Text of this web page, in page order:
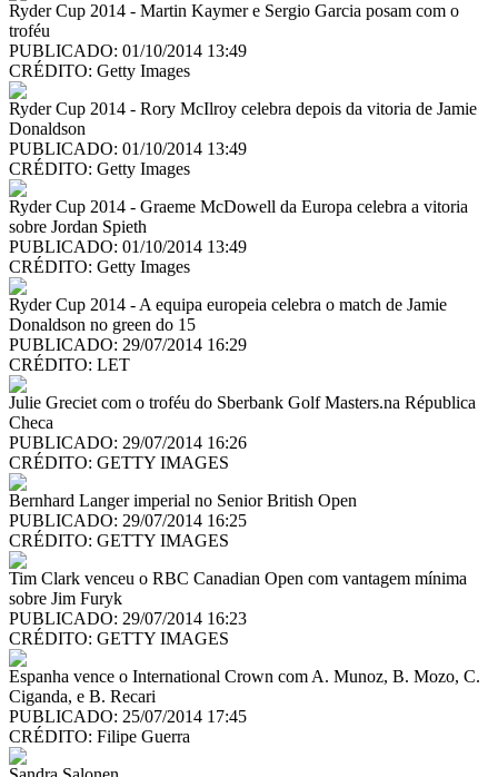
Ryder Cup 2014 - Martin Kaymer e Sergio Garcia posam com o
troféu
PUBLICADO: 01/10/2014 13:49
CRÉDITO: Getty Images
Ryder Cup 2014 - Rory McIlroy celebra depois da vitoria de Jamie
Donaldson
PUBLICADO: 01/10/2014 13:49
CRÉDITO: Getty Images
Ryder Cup 2014 - Graeme McDowell da Europa celebra a vitoria
sobre Jordan Spieth
PUBLICADO: 01/10/2014 13:49
CRÉDITO: Getty Images
Ryder Cup 2014 - A equipa europeia celebra o match de Jamie
Donaldson no green do 15
PUBLICADO: 29/07/2014 16:29
CRÉDITO: LET
Julie Greciet com o troféu do Sberbank Golf Masters.na Républica
Checa
PUBLICADO: 29/07/2014 16:26
CRÉDITO: GETTY IMAGES
Bernhard Langer imperial no Senior British Open
PUBLICADO: 29/07/2014 16:25
CRÉDITO: GETTY IMAGES
Tim Clark venceu o RBC Canadian Open com vantagem mínima
sobre Jim Furyk
PUBLICADO: 29/07/2014 16:23
CRÉDITO: GETTY IMAGES
Espanha vence o International Crown com A. Munoz, B. Mozo, C.
Ciganda, e B. Recari
PUBLICADO: 25/07/2014 17:45
CRÉDITO: Filipe Guerra